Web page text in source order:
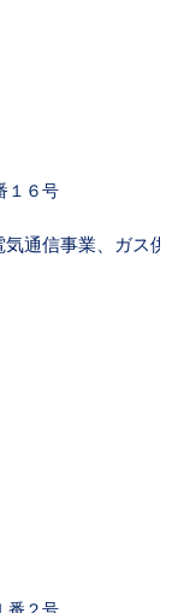
１６号
通信事業、ガス供
番２号